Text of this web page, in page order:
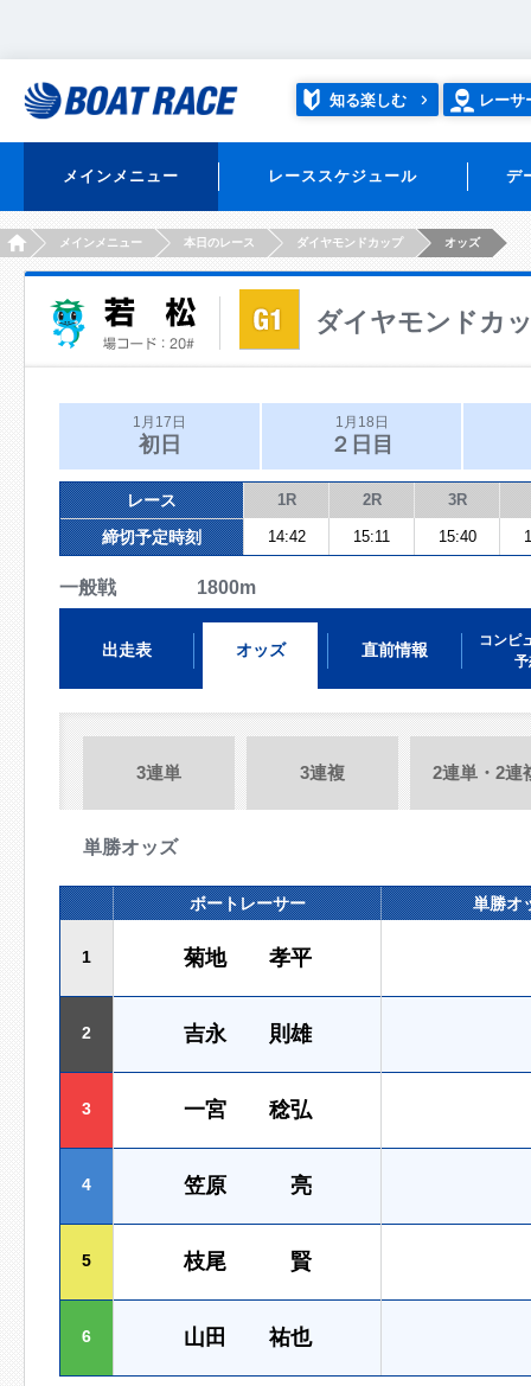
知る楽しむ レーサ
メインメニュー レーススケジュール デ
HOMEメインメニュー 本日のレース ダイヤモンドカップ オッズ
ダイヤモンドカ
1月17日
初日
1月18日
２日目
レース 1R 2R 3R
締切予定時刻 14:42 15:11 15:40
一般戦 1800m
出走表 オッズ 直前情報
コンピ
予
3連単 3連複 2連単・2連
単勝オッズ
ボートレーサー 単勝オ
1 菊地 孝平
2 吉永 則雄
3 一宮 稔弘
4 笠原 亮
5 枝尾 賢
6 山田 祐也